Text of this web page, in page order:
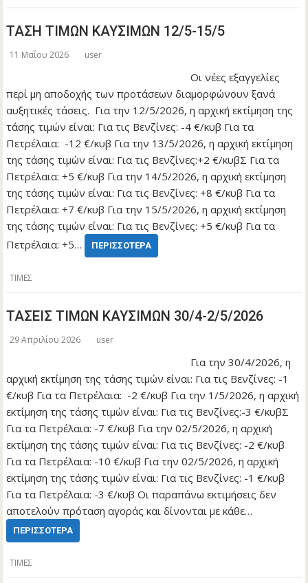
ΤΑΣΗ ΤΙΜΩΝ ΚΑΥΣΙΜΩΝ 12/5-15/5
11 Μαΐου 2026 user
Οι νέες εξαγγελίες
περί μη αποδοχής των προτάσεων διαμορφώνουν ξανά
αυξητικές τάσεις. Για την 12/5/2026, η αρχική εκτίμηση της
τάσης τιμών είναι: Για τις Βενζίνες: -4 €/κυβ Για τα
Πετρέλαια: -12 €/κυβ Για την 13/5/2026, η αρχική εκτίμηση
της τάσης τιμών είναι: Για τις Βενζίνες:+2 €/κυβΣ Για τα
Πετρέλαια: +5 €/κυβ Για την 14/5/2026, η αρχική εκτίμηση
της τάσης τιμών είναι: Για τις Βενζίνες: +8 €/κυβ Για τα
Πετρέλαια: +7 €/κυβ Για την 15/5/2026, η αρχική εκτίμηση
της τάσης τιμών είναι: Για τις Βενζίνες: +5 €/κυβ Για τα
Πετρέλαια: +5…
ΠΕΡΙΣΣΌΤΕΡΑ
ΤΙΜΕΣ
ΤΑΣΕΙΣ ΤΙΜΩΝ ΚΑΥΣΙΜΩΝ 30/4-2/5/2026
29 Απριλίου 2026 user
Για την 30/4/2026, η
αρχική εκτίμηση της τάσης τιμών είναι: Για τις Βενζίνες: -1
€/κυβ Για τα Πετρέλαια: -2 €/κυβ Για την 1/5/2026, η αρχική
εκτίμηση της τάσης τιμών είναι: Για τις Βενζίνες:-3 €/κυβΣ
Για τα Πετρέλαια: -7 €/κυβ Για την 02/5/2026, η αρχική
εκτίμηση της τάσης τιμών είναι: Για τις Βενζίνες: -2 €/κυβ
Για τα Πετρέλαια: -10 €/κυβ Για την 02/5/2026, η αρχική
εκτίμηση της τάσης τιμών είναι: Για τις Βενζίνες: -1 €/κυβ
Για τα Πετρέλαια: -3 €/κυβ Οι παραπάνω εκτιμήσεις δεν
αποτελούν πρόταση αγοράς και δίνονται με κάθε…
ΠΕΡΙΣΣΌΤΕΡΑ
ΤΙΜΕΣ